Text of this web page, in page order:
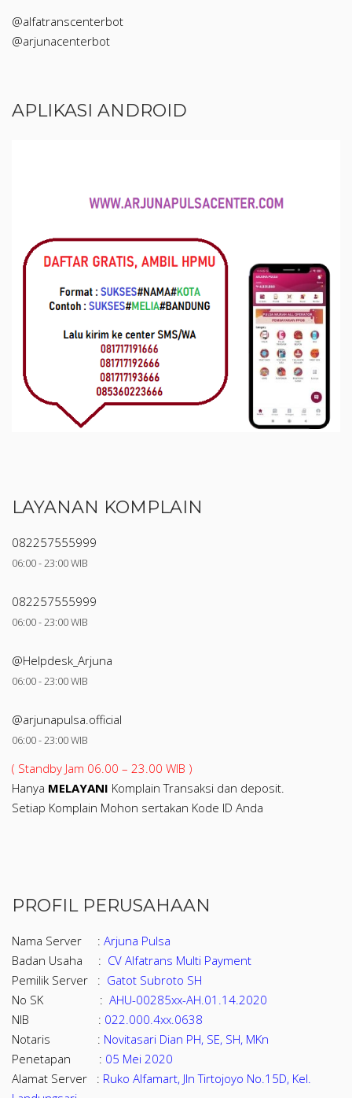
@alfatranscenterbot
@arjunacenterbot
APLIKASI ANDROID
LAYANAN KOMPLAIN
082257555999
06:00 - 23:00 WIB
082257555999
06:00 - 23:00 WIB
@Helpdesk_Arjuna
06:00 - 23:00 WIB
@arjunapulsa.official
06:00 - 23:00 WIB
( Standby Jam 06.00 – 23.00 WIB )
Hanya MELAYANI Komplain Transaksi dan deposit.
Setiap Komplain Mohon sertakan Kode ID Anda
PROFIL PERUSAHAAN
Nama Server : Arjuna Pulsa
Badan Usaha : CV Alfatrans Multi Payment
Pemilik Server : Gatot Subroto SH
No SK : AHU-00285xx-AH.01.14.2020
NIB : 022.000.4xx.0638
Notaris : Novitasari Dian PH, SE, SH, MKn
Penetapan : 05 Mei 2020
Alamat Server : Ruko Alfamart, Jln Tirtojoyo No.15D, Kel.